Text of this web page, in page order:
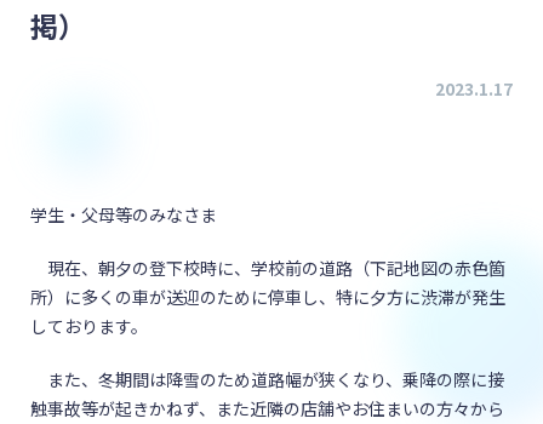
掲）
2023.1.17
学生・父母等のみなさま
現在、朝夕の登下校時に、学校前の道路（下記地図の赤色箇
所）に多くの車が送迎のために停車し、特に夕方に渋滞が発生
しております。
また、冬期間は降雪のため道路幅が狭くなり、乗降の際に接
触事故等が起きかねず、また近隣の店舗やお住まいの方々から